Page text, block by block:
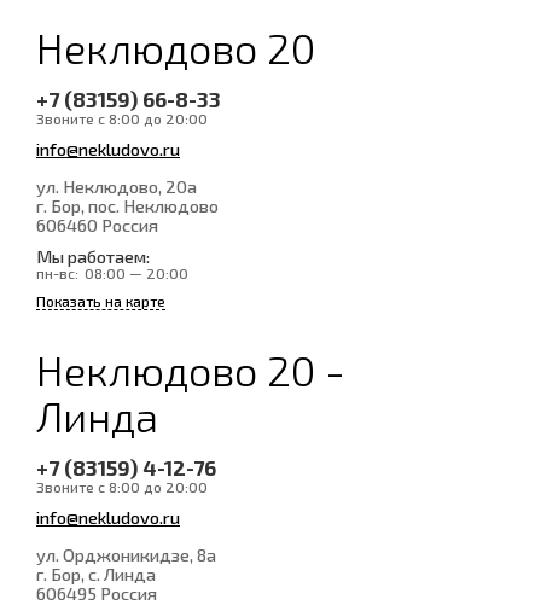
Неклюдово 20
+7 (83159) 66-8-33
Звоните с 8:00 до 20:00
info@nekludovo.ru
ул. Неклюдово, 20а
г. Бор, пос. Неклюдово
606460 Россия
Мы работаем:
пн-вс: 08:00 — 20:00
Показать на карте
Неклюдово 20 -
Линда
+7 (83159) 4-12-76
Звоните с 8:00 до 20:00
info@nekludovo.ru
ул. Орджоникидзе, 8а
г. Бор, с. Линда
606495 Россия